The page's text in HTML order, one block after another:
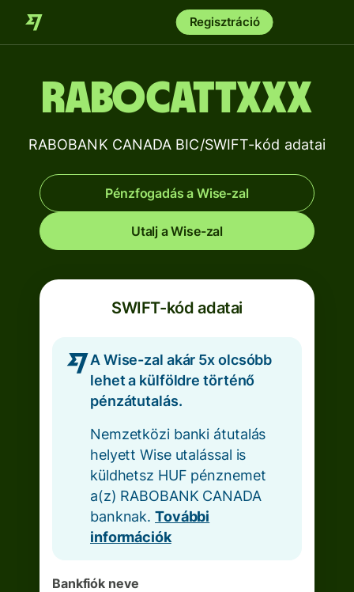
Regisztráció
RABOCATTXXX
RABOBANK CANADA BIC/SWIFT-kód adatai
Pénzfogadás a Wise-zal
Utalj a Wise-zal
SWIFT-kód adatai
A Wise-zal akár 5x olcsóbb
lehet a külföldre történő
pénzátutalás.
Nemzetközi banki átutalás
helyett Wise utalással is
küldhetsz HUF pénznemet
a(z) RABOBANK CANADA
banknak.További
információk
Bankfiók neve